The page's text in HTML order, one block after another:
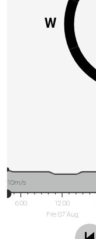
W
6:00
12:00
Fre 07 Aug
10m/s